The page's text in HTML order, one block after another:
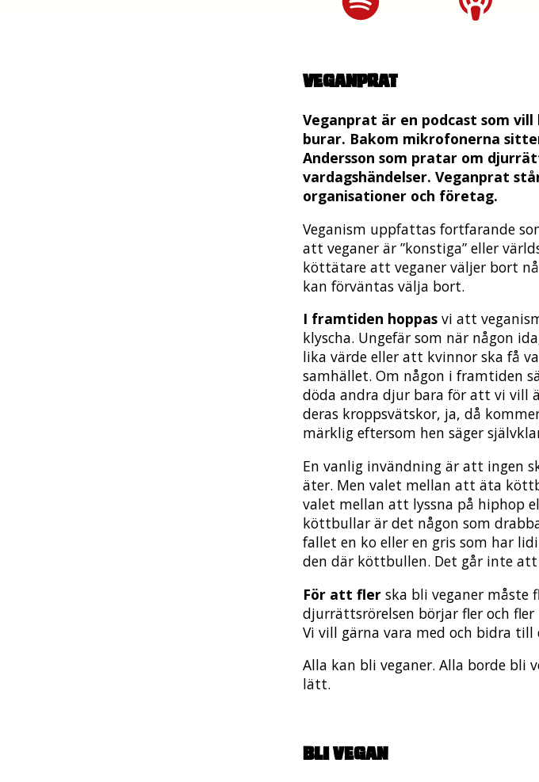
Veganprat
Veganprat är en podcast som
burar. Bakom mikrofonerna
Andersson som pratar om
vardagshändelser. Veganprat
organisationer och företag.
Veganism uppfattas fortfarande
att veganer är ”konstiga” eller
köttätare att veganer väljer bort
kan förväntas välja bort.
I framtiden hoppas vi att
klyscha. Ungefär som när någon
lika värde eller att kvinnor ska få
samhället. Om någon i framtiden
döda andra djur bara för att vi vill
deras kroppsvätskor, ja, då
märklig eftersom hen säger
En vanlig invändning är att ingen
äter. Men valet mellan att äta
valet mellan att lyssna på hiphop
köttbullar är det någon som
fallet en ko eller en gris som har
den där köttbullen. Det går inte
För att fler ska bli veganer måste
djurrättsrörelsen börjar fler och
Vi vill gärna vara med och bidra till
Alla kan bli veganer. Alla borde bli
lätt.
Bli vegan